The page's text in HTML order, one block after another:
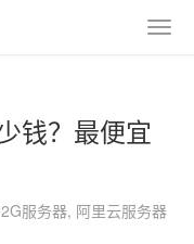
钱？最便宜
服务器, 阿里云服务器